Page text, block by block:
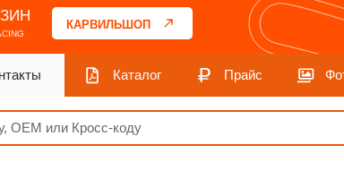
КАРВИЛЬШОП
Каталог Прайс